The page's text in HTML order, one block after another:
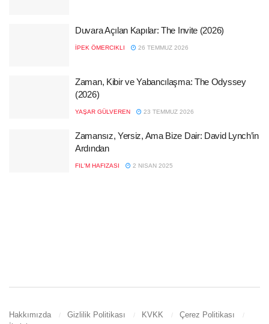
Duvara Açılan Kapılar: The Invite (2026)
İPEK ÖMERCIKLI 26 TEMMUZ 2026
Zaman, Kibir ve Yabancılaşma: The Odyssey
(2026)
YAŞAR GÜLVEREN 23 TEMMUZ 2026
Zamansız, Yersiz, Ama Bize Dair: David Lynch’in
Ardından
FIL'M HAFIZASI 2 NISAN 2025
Hakkımızda Gizlilik Politikası KVKK
Çerez Politikası